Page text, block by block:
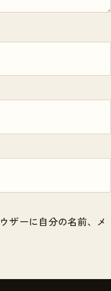
ザーに自分の名前、メ